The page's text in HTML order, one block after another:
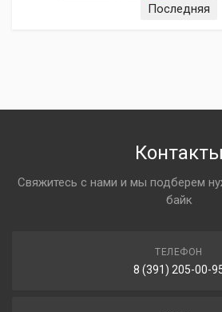
Последняя
Контакты
Свяжитесь с нами и мы подберем
байк
ТЕЛЕФОН
8 (391) 205-00-